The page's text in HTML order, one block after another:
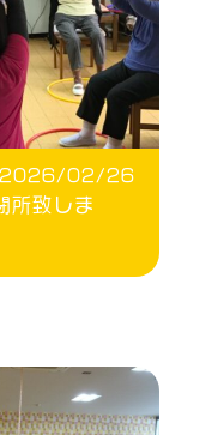
2026/02/26
所致しま